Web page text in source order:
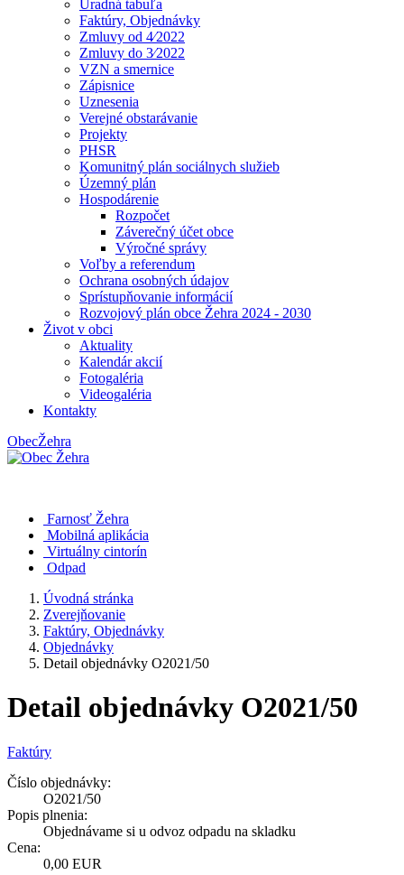
Úradná tabuľa
Faktúry, Objednávky
Zmluvy od 4⁄2022
Zmluvy do 3⁄2022
VZN a smernice
Zápisnice
Uznesenia
Verejné obstarávanie
Projekty
PHSR
Komunitný plán sociálnych služieb
Územný plán
Hospodárenie
Rozpočet
Záverečný účet obce
Výročné správy
Voľby a referendum
Ochrana osobných údajov
Sprístupňovanie informácií
Rozvojový plán obce Žehra 2024 - 2030
Život v obci
Aktuality
Kalendár akcií
Fotogaléria
Videogaléria
Kontakty
ObecŽehra
Farnosť Žehra
Mobilná aplikácia
Virtuálny cintorín
Odpad
Úvodná stránka
Zverejňovanie
Faktúry, Objednávky
Objednávky
Detail objednávky O2021/50
Detail objednávky O2021/50
Faktúry
Číslo objednávky:
O2021/50
Popis plnenia:
Objednávame si u odvoz odpadu na skladku
Cena:
0,00 EUR